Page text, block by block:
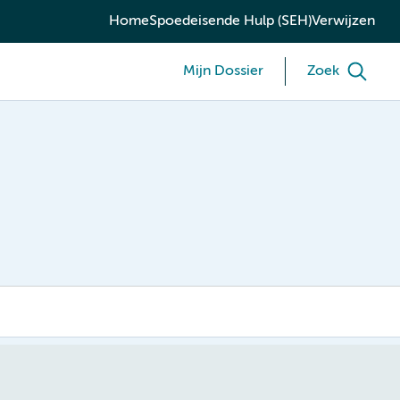
HomeSpoedeisende Hulp (SEH)Verwijzen
Mijn Dossier Zoek